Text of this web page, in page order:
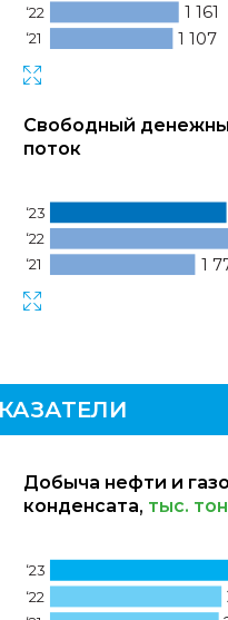
‘22
‘21
1 161
1 107
Свободный
поток
‘23
‘22
‘21 1
Добыча нефти и
конденсата, тыс.
‘23
‘22